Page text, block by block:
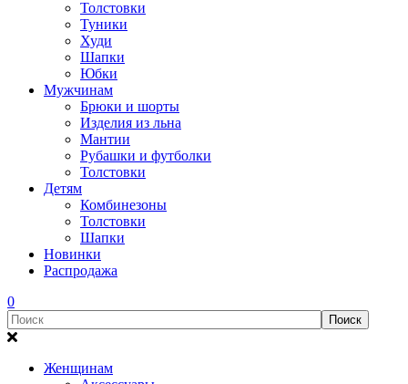
Толстовки
Туники
Худи
Шапки
Юбки
Мужчинам
Брюки и шорты
Изделия из льна
Мантии
Рубашки и футболки
Толстовки
Детям
Комбинезоны
Толстовки
Шапки
Новинки
Распродажа
0
Женщинам